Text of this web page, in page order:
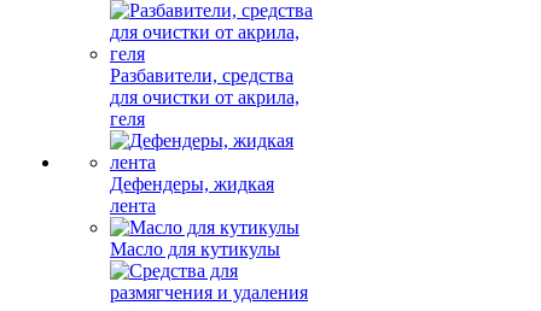
Разбавители, средства
для очистки от акрила,
геля
Дефендеры, жидкая
лента
Масло для кутикулы